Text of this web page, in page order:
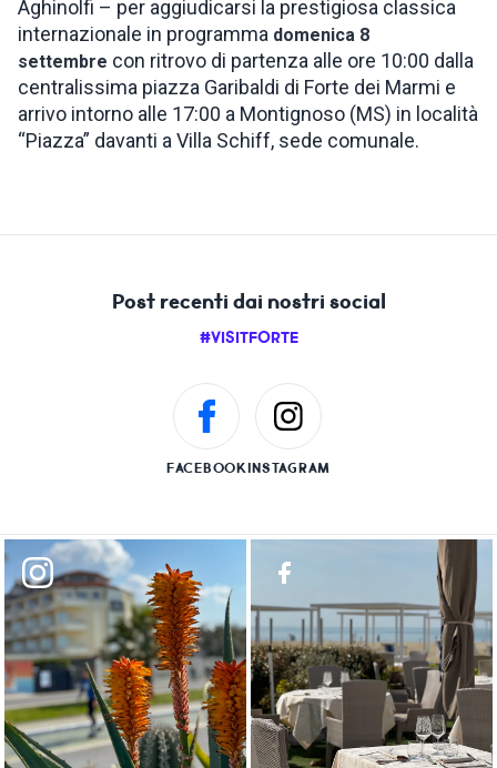
Aghinolfi – per aggiudicarsi la prestigiosa classica
internazionale in programma domenica 8
settembre con ritrovo di partenza alle ore 10:00 dalla
centralissima piazza Garibaldi di Forte dei Marmi e
arrivo intorno alle 17:00 a Montignoso (MS) in località
“Piazza” davanti a Villa Schiff, sede comunale.
Post recenti dai nostri social
#VISITFORTE
FACEBOOKINSTAGRAM